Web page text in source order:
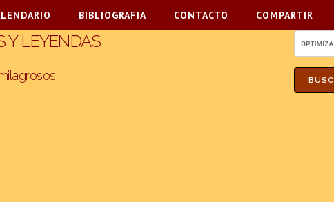
BIBLIOGRAFIA CONTACTO COMPARTIR
Y LEYENDAS